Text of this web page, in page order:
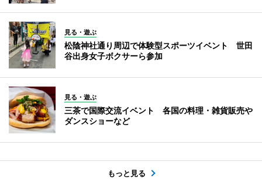
見る・遊ぶ
松陰神社通り周辺で体験型スポーツイベント 世田
谷出身女子ボクサーら参加
見る・遊ぶ
三茶で国際交流イベント 各国の料理・雑貨販売や
ダンスショーなど
もっと見る